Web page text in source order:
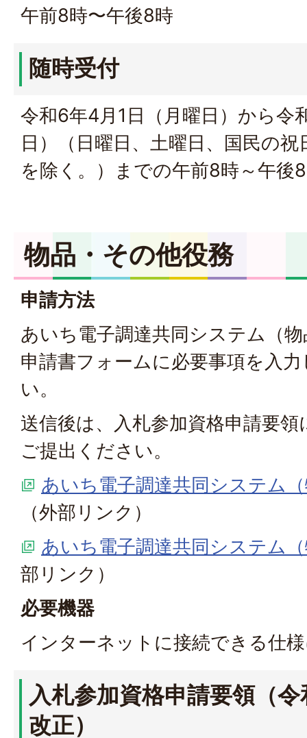
午前8時〜午後8時
随時受付
令和6年4月1日（月曜日）から令
日）（日曜日、土曜日、国民の
を除く。）までの午前8時～午後
物品・その他役務
申請方法
あいち電子調達共同システム（
申請書フォームに必要事項を入
い。
送信後は、入札参加資格申請要
ご提出ください。
あいち電子調達共同システム
（外部リンク）
あいち電子調達共同システム
部リンク）
必要機器
インターネットに接続できる仕
入札参加資格申請要領（
改正）